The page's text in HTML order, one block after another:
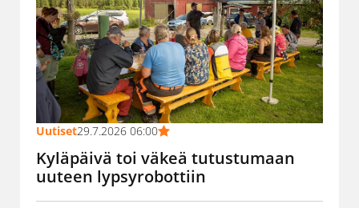
Uutiset29.7.2026 06:00
Kyläpäivä toi väkeä tutustumaan
uuteen lypsyrobottiin